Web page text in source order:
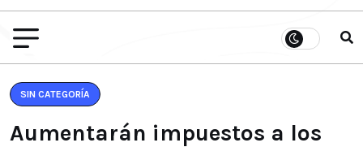
SIN CATEGORÍA
Aumentarán impuestos a los